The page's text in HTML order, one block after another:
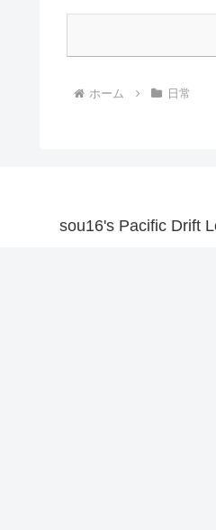
ホーム 日常
sou16's Pacific Drift